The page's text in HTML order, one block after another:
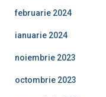
februarie 2024
ianuarie 2024
noiembrie 2023
octombrie 2023